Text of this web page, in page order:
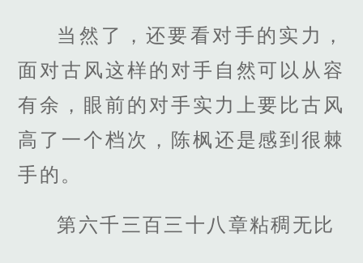
当然了，还要看对手的实力，
面对古风这样的对手自然可以从容
有余，眼前的对手实力上要比古风
高了一个档次，陈枫还是感到很棘
手的。
第六千三百三十八章粘稠无比